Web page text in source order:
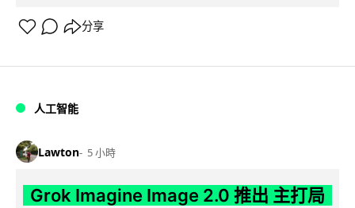
分享
人工智能
Lawton 5 小時
Grok Imagine Image 2.0 推出 主打局